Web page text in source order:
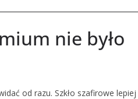
nie było
od razu. Szkło szafirowe lepiej